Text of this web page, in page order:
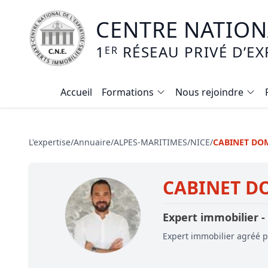
CENTRE
1 ER RÉSEAU PRIVÉ
Accueil
Formations
Formation expertise immobilière /
Expertise viager
E-learning - Connaitre et maitriser
Mise en copropriété
Nous rejoindre
L'expertise/Annuaire/ALPES-MARITIMES/NICE/CABINET
CABINET
Expert immobilier -
Expert immobilier agréé